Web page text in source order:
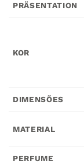
PRÄSENTATION
KOR
DIMENSÕES
MATERIAL
PERFUME